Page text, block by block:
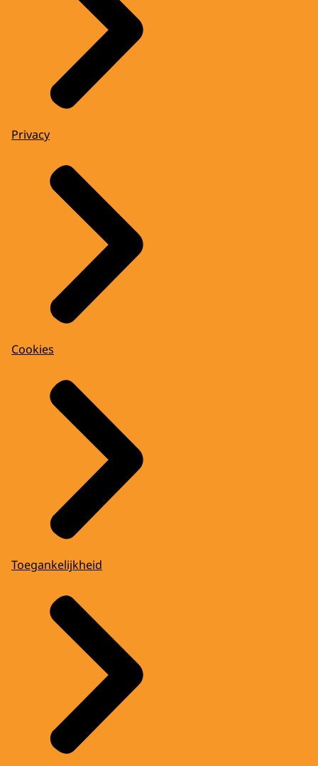
Privacy
Cookies
Toegankelijkheid